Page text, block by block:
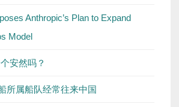
Anthropic’s Plan to Expand
Model
安然吗？
所属船队经常往来中国